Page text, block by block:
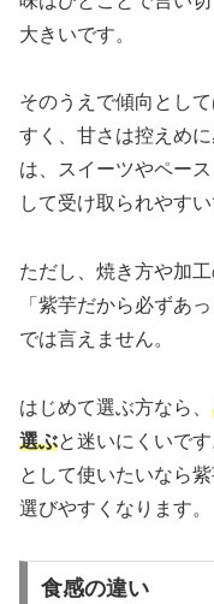
大きいです。
そのうえで傾向とし
すく、甘さは控えめ
は、スイーツやペー
して受け取られやすい
ただし、焼き方や加
「紫芋だから必ずあ
では言えません。
はじめて選ぶ方なら、
選ぶと迷いにくいで
として使いたいなら
選びやすくなります。
食感の違い